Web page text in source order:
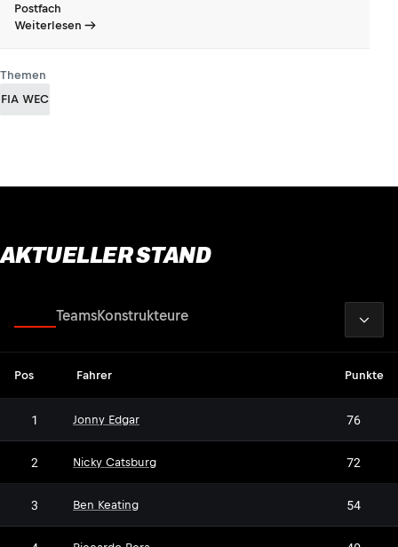
Postfach
Weiterlesen
Themen
FIA WEC
AKTUELLER STAND
TeamsKonstrukteure
Pos Fahrer Punkte
1 Jonny Edgar 76
2 Nicky Catsburg 72
3 Ben Keating 54